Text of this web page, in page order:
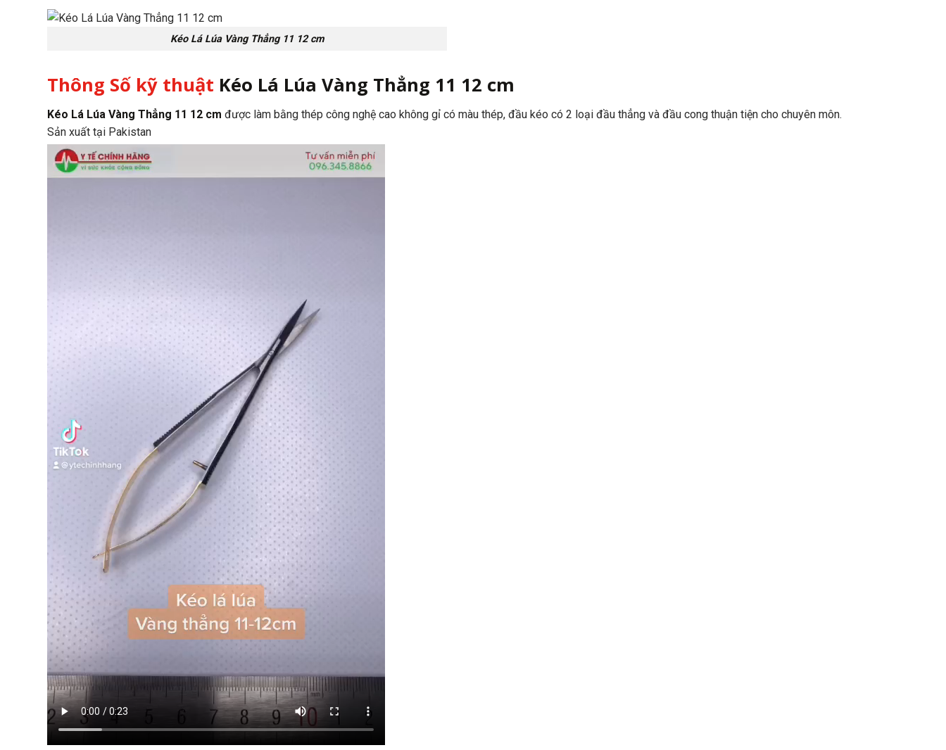
Kéo Lá Lúa Vàng Thẳng 11 12 cm
Thông Số kỹ thuật Kéo Lá Lúa Vàng Thẳng 11 12 cm
Kéo Lá Lúa Vàng Thẳng 11 12 cm được làm bằng thép công nghệ cao không gỉ có màu thép, đầu kéo có 2 loại đầu thẳng và đầu cong thuận tiện cho chuyên môn.
Sản xuất tại Pakistan